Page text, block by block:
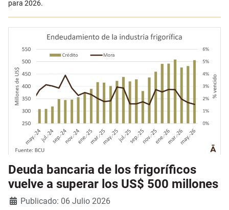
para 2026.
Deuda bancaria de los frigoríficos
vuelve a superar los US$ 500 millones
DetallesPublicado: 06 Julio 2026